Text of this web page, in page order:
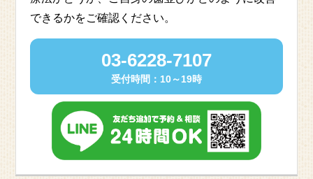
できるかをご確認ください。
03-6228-7107
受付時間：10～19時